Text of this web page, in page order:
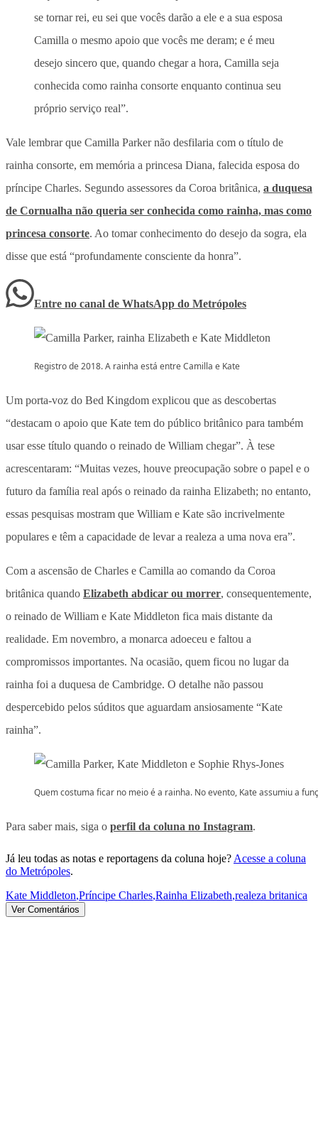
se tornar rei, eu sei que vocês darão a ele e a sua esposa
Camilla o mesmo apoio que vocês me deram; e é meu
desejo sincero que, quando chegar a hora, Camilla seja
conhecida como rainha consorte enquanto continua seu
próprio serviço real”.
Vale lembrar que Camilla Parker não desfilaria com o título de
rainha consorte, em memória a princesa Diana, falecida esposa do
príncipe Charles. Segundo assessores da Coroa britânica, a duquesa
de Cornualha não queria ser conhecida como rainha, mas como
princesa consorte. Ao tomar conhecimento do desejo da sogra, ela
disse que está “profundamente consciente da honra”.
Entre no canal de WhatsApp do Metrópoles
Registro de 2018. A rainha está entre Camilla e Kate
Um porta-voz do Bed Kingdom explicou que as descobertas
“destacam o apoio que Kate tem do público britânico para também
usar esse título quando o reinado de William chegar”. À tese
acrescentaram: “Muitas vezes, houve preocupação sobre o papel e o
futuro da família real após o reinado da rainha Elizabeth; no entanto,
essas pesquisas mostram que William e Kate são incrivelmente
populares e têm a capacidade de levar a realeza a uma nova era”.
Com a ascensão de Charles e Camilla ao comando da Coroa
britânica quando Elizabeth abdicar ou morrer, consequentemente,
o reinado de William e Kate Middleton fica mais distante da
realidade. Em novembro, a monarca adoeceu e faltou a
compromissos importantes. Na ocasião, quem ficou no lugar da
rainha foi a duquesa de Cambridge. O detalhe não passou
despercebido pelos súditos que aguardam ansiosamente “Kate
rainha”.
Quem costuma ficar no meio é a rainha. No evento, Kate assumiu a
Para saber mais, siga o perfil da coluna no Instagram.
Já leu todas as notas e reportagens da coluna hoje? Acesse a coluna
do Metrópoles.
Kate Middleton,Príncipe Charles,Rainha Elizabeth,realeza britanica
Ver Comentários